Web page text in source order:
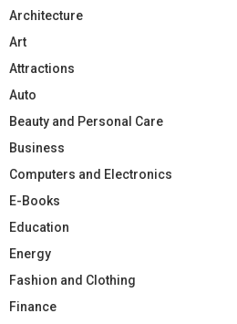
Architecture
Art
Attractions
Auto
Beauty and Personal Care
Business
Computers and Electronics
E-Books
Education
Energy
Fashion and Clothing
Finance